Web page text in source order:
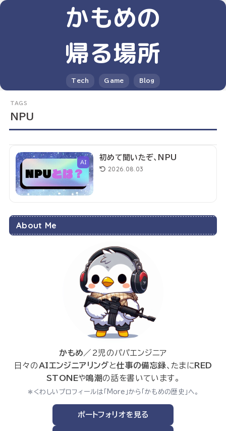
かもめの
帰る場所
Tech Game Blog
NPU
AI
初めて聞いたぞ、NPU
2026.08.03
About Me
かもめ ／2児のパパエンジニア
日々のAIエンジニアリングと仕事の備忘録、たまにRED
STONEや鳴潮の話を書いています。
＊くわしいプロフィールは「More」から「かもめの歴史」へ。
ポートフォリオを見る